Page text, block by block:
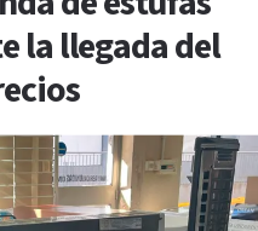
la llegada del